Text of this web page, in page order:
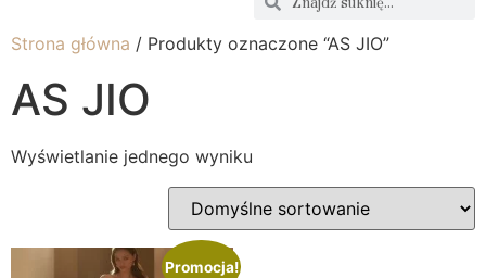
Strona główna / Produkty oznaczone “AS JIO”
AS JIO
Wyświetlanie jednego wyniku
Promocja!